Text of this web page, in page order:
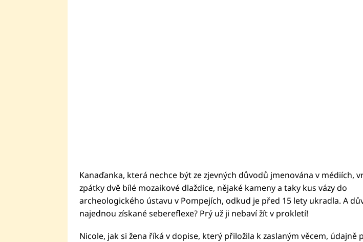
Kanaďanka, která nechce být ze zjevných důvodů jmenována v médiích,
zpátky dvě bílé mozaikové dlaždice, nějaké kameny a taky kus vázy do
archeologického ústavu v Pompejích, odkud je před 15 lety ukradla. A
najednou získané sebereflexe? Prý už ji nebaví žít v prokletí!
Nicole, jak si žena říká v dopise, který přiložila k zaslaným věcem, údajně